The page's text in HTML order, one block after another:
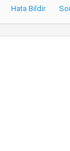
Hata Bildir